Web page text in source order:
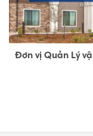
Đơn vị Quản Lý